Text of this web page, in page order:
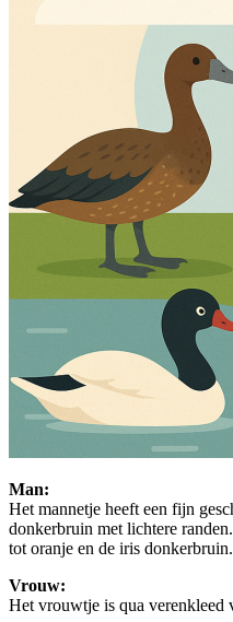
Man:
Het mannetje heeft een fijn
donkerbruin met lichtere
tot oranje en de iris
Vrouw:
Het vrouwtje is qua verenkleed